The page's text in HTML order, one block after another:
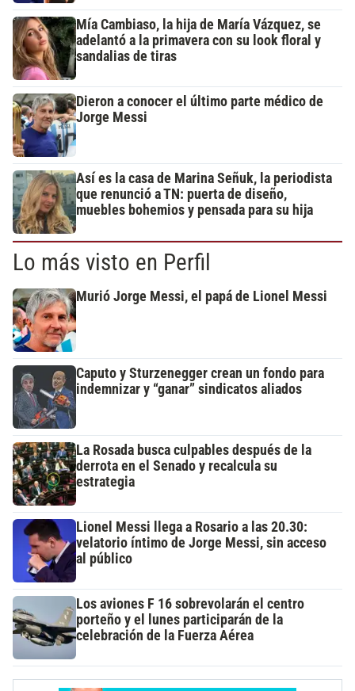
Mía Cambiaso, la hija de María Vázquez, se
adelantó a la primavera con su look floral y
sandalias de tiras
Dieron a conocer el último parte médico de
Jorge Messi
Así es la casa de Marina Señuk, la periodista
que renunció a TN: puerta de diseño,
muebles bohemios y pensada para su hija
Lo más visto en Perfil
Murió Jorge Messi, el papá de Lionel Messi
Caputo y Sturzenegger crean un fondo para
indemnizar y “ganar” sindicatos aliados
La Rosada busca culpables después de la
derrota en el Senado y recalcula su
estrategia
Lionel Messi llega a Rosario a las 20.30:
velatorio íntimo de Jorge Messi, sin acceso
al público
Los aviones F 16 sobrevolarán el centro
porteño y el lunes participarán de la
celebración de la Fuerza Aérea